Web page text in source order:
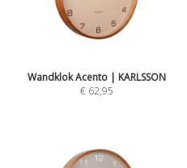
Wandklok Acento | KARLSSON
€ 62,95